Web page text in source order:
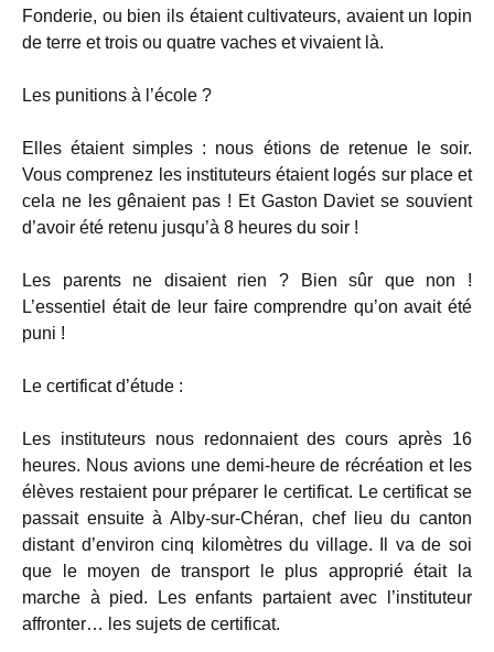
Fonderie, ou bien ils étaient cultivateurs, avaient un lopin
de terre et trois ou quatre vaches et vivaient là.
Les punitions à l’école ?
Elles étaient simples : nous étions de retenue le soir.
Vous comprenez les instituteurs étaient logés sur place et
cela ne les gênaient pas ! Et Gaston Daviet se souvient
d’avoir été retenu jusqu’à 8 heures du soir !
Les parents ne disaient rien ? Bien sûr que non !
L’essentiel était de leur faire comprendre qu’on avait été
puni !
Le certificat d’étude :
Les instituteurs nous redonnaient des cours après 16
heures. Nous avions une demi-heure de récréation et les
élèves restaient pour préparer le certificat. Le certificat se
passait ensuite à Alby-sur-Chéran, chef lieu du canton
distant d’environ cinq kilomètres du village. Il va de soi
que le moyen de transport le plus approprié était la
marche à pied. Les enfants partaient avec l’instituteur
affronter… les sujets de certificat.